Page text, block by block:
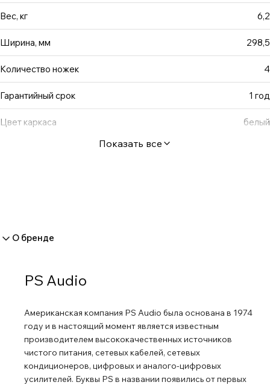
Вес, кг 6,2
Ширина, мм 298,5
Количество ножек 4
Гарантийный срок 1 год
Цвет каркаса белый
Показать все
О бренде
PS Audio
Американская компания PS Audio была основана в 1974
году и в настоящий момент является известным
производителем высококачественных источников
чистого питания, сетевых кабелей, сетевых
кондиционеров, цифровых и аналого-цифровых
усилителей. Буквы PS в названии появились от первых